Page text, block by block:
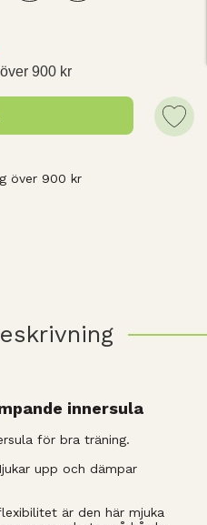
900 kr
över 900 kr
innersula
för bra träning.
upp och dämpar
är den här mjuka